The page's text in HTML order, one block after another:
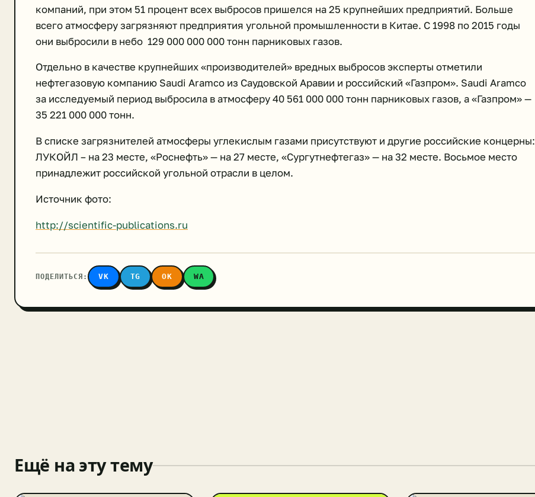
компаний, при этом 51 процент всех выбросов пришелся на 25 крупнейших предприятий. Больше
всего атмосферу загрязняют предприятия угольной промышленности в Китае. С 1998 по 2015 годы
они выбросили в небо 129 000 000 000 тонн парниковых газов.
Отдельно в качестве крупнейших «производителей» вредных выбросов эксперты отметили
нефтегазовую компанию Saudi Aramco из Саудовской Аравии и российский «Газпром». Saudi Aramco
за исследуемый период выбросила в атмосферу 40 561 000 000 тонн парниковых газов, а «Газпром» —
35 221 000 000 тонн.
В списке загрязнителей атмосферы углекислым газами присутствуют и другие российские концерны:
ЛУКОЙЛ – на 23 месте, «Роснефть» — на 27 месте, «Сургутнефтегаз» — на 32 месте. Восьмое место
принадлежит российской угольной отрасли в целом.
Источник фото:
http://scientific-publications.ru
ПОДЕЛИТЬСЯ: VK TG OK WA
Ещё на эту тему